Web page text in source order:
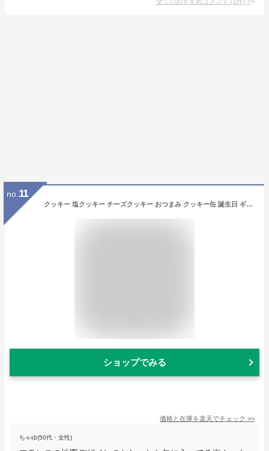
no. 11
クッキー 塩クッキー チーズクッキー おつまみ クッキー缶 誕生日 ギフト お歳暮 2024 誕生日プレゼント 2種類セット かわいい 缶入り 卵不使用 詰め合わせ おしゃれ 焼き菓子 送料無料 お取り寄せ スイーツ ランキング ビスケット サブレ バター 人気 実用的
ショップでみる
価格と在庫を楽天でチェック >>
ちゃゆ(50代・女性)